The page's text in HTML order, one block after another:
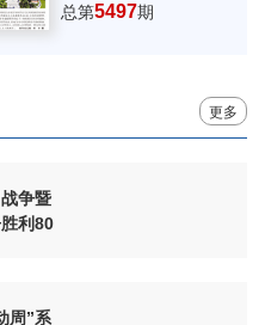
总第5497期
更多
争暨
利80
周”系